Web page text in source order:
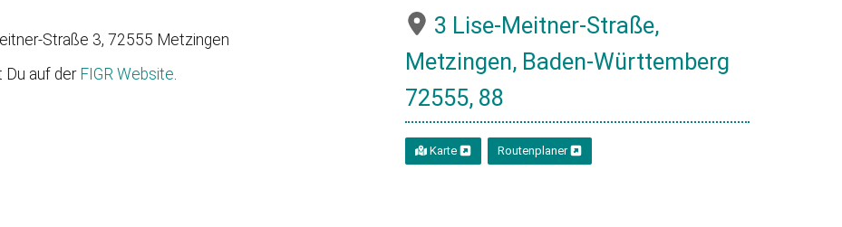
Straße 3, 72555 Metzingen
Du auf der FIGR Website
3 Lise-Meitner-Straße,
Metzingen, Baden-Württemberg
72555, 88
Karte Routenplaner